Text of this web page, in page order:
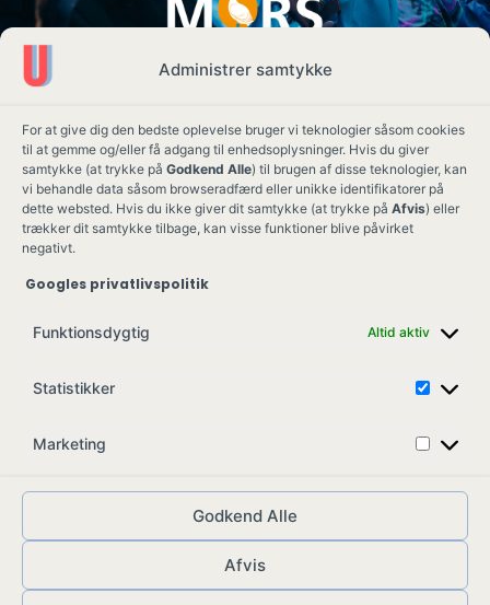
Administrer samtykke
For at give dig den bedste oplevelse bruger vi teknologier såsom cookies
til at gemme og/eller få adgang til enhedsoplysninger. Hvis du giver
samtykke (at trykke på Godkend Alle) til brugen af disse teknologier, kan
vi behandle data såsom browseradfærd eller unikke identifikatorer på
dette websted. Hvis du ikke giver dit samtykke (at trykke på Afvis) eller
trækker dit samtykke tilbage, kan visse funktioner blive påvirket
negativt.
Googles privatlivspolitik
Funktionsdygtig Altid aktiv
Statistikker
Marketing
Godkend Alle
Afvis
Ung Kult
Skovgade 17,
CVR: 41008547
© ungkult.dk - 2026 Allieret– din partner i